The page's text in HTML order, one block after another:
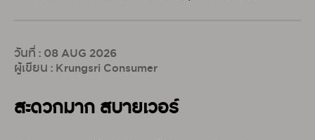
วันที่ : 08 AUG 2026
ผู้เขียน : Krungsri Consumer
สะดวกมาก สบายเวอร์